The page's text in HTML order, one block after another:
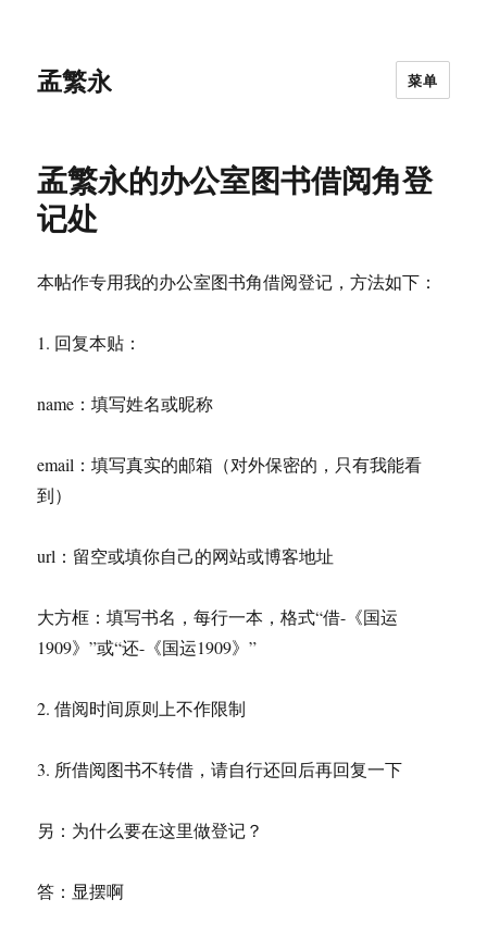
孟繁永 菜单
孟繁永的办公室图书借阅角登
记处
本帖作专用我的办公室图书角借阅登记，方法如下：
1. 回复本贴：
name：填写姓名或昵称
email：填写真实的邮箱（对外保密的，只有我能看
到）
url：留空或填你自己的网站或博客地址
大方框：填写书名，每行一本，格式“借-《国运
1909》”或“还-《国运1909》”
2. 借阅时间原则上不作限制
3. 所借阅图书不转借，请自行还回后再回复一下
另：为什么要在这里做登记？
答：显摆啊